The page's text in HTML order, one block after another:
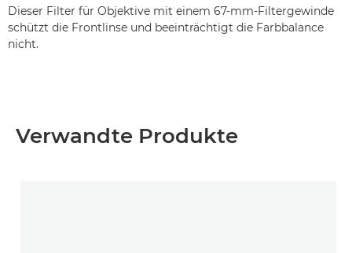
Dieser Filter für Objektive mit einem 67-mm-Filtergewinde
schützt die Frontlinse und beeinträchtigt die Farbbalance
nicht.
Verwandte Produkte